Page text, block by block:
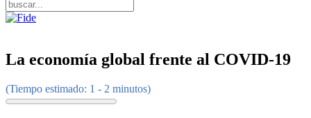
La economía global frente al COVID-19
(Tiempo estimado: 1 - 2 minutos)